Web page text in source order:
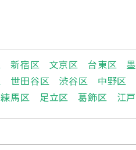
新宿区 文京区 台東区
世田谷区 渋谷区 中野区
練馬区 足立区 葛飾区 江